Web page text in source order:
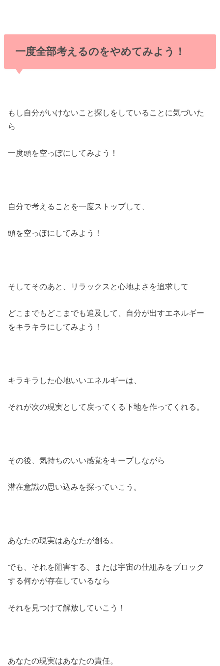
一度全部考えるのをやめてみよう！
もし自分がいけないこと探しをしていることに気づいた
ら
一度頭を空っぽにしてみよう！
自分で考えることを一度ストップして、
頭を空っぽにしてみよう！
そしてそのあと、リラックスと心地よさを追求して
どこまでもどこまでも追及して、自分が出すエネルギー
をキラキラにしてみよう！
キラキラした心地いいエネルギーは、
それが次の現実として戻ってくる下地を作ってくれる。
その後、気持ちのいい感覚をキープしながら
潜在意識の思い込みを探っていこう。
あなたの現実はあなたが創る。
でも、それを阻害する、または宇宙の仕組みをブロック
する何かが存在しているなら
それを見つけて解放していこう！
あなたの現実はあなたの責任。